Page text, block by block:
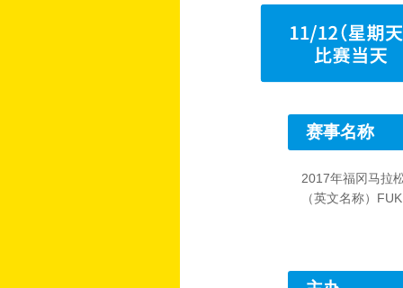
赛事名称
2017年福冈马拉
（英文名称）